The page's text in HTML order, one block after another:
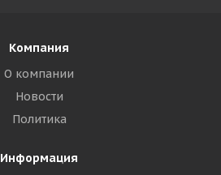
Компания
О компании
Новости
Политика
Информация